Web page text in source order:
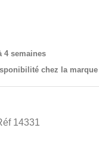
4 semaines
chez la marque
14331